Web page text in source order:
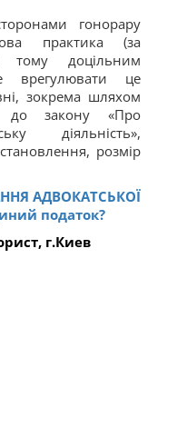
гонорару
практика (за
тому доцільним
врегулювати це
зокрема шляхом
до закону «Про
діяльність»,
розмір
АДВОКАТСЬКОЇ
податок?
г.Киев